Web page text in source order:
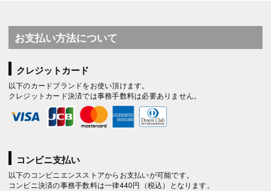
お支払い方法について
クレジットカード
以下のカードブランドをお使い頂けます。
クレジットカード決済では事務手数料は必要ありません。
コンビニ支払い
以下のコンビニエンスストアからお支払いが可能です。
コンビニ決済の事務手数料は一律440円（税込）となります。